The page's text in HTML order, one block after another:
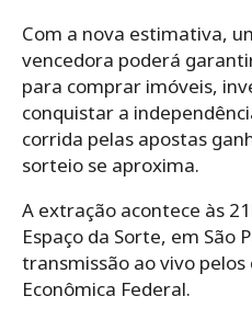
Com a nova estimativa,
vencedora poderá
para comprar imóveis,
conquistar a
corrida pelas apostas
sorteio se aproxima.
A extração acontece às
Espaço da Sorte, em São
transmissão ao vivo pelos
Econômica Federal.